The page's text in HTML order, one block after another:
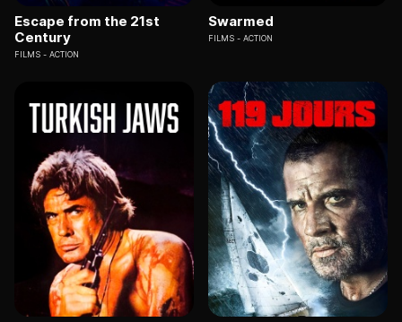
Escape from the 21st
Century
FILMS ACTION
Swarmed
FILMS ACTION